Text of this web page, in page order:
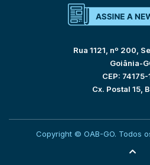
Rua 1121, nº 200,
Goiânia-
CEP:
Cx. Postal 15,
Copyright © OAB-GO. Todos